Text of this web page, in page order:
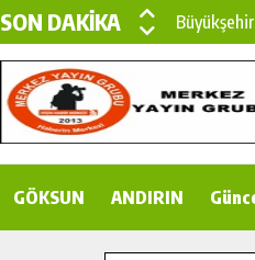
SON DAKİKA
Çin’den
Gençler
GÖKSUN ANDIRIN